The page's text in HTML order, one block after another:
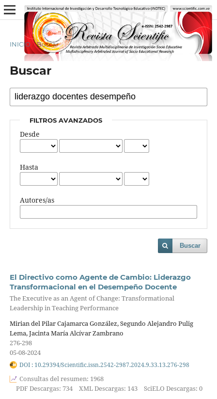
INICIO / Buscar
Buscar
FILTROS AVANZADOS
Desde
Hasta
Autores/as
Buscar
El Directivo como Agente de Cambio: Liderazgo
Transformacional en el Desempeño Docente
The Executive as an Agent of Change: Transformational
Leadership in Teaching Performance
Mirian del Pilar Cajamarca González, Segundo Alejandro Pulig
Lema, Jacinta María Alcívar Zambrano
276-298
05-08-2024
DOI : 10.29394/Scientific.issn.2542-2987.2024.9.33.13.276-298
Consultas del resumen: 1968
PDF Descargas: 734
XML Descargas: 143 SciELO Descargas: 0